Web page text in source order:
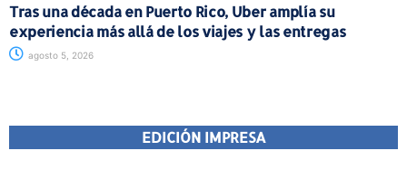
Tras una década en Puerto Rico, Uber amplía su
experiencia más allá de los viajes y las entregas
agosto 5, 2026
EDICIÓN IMPRESA